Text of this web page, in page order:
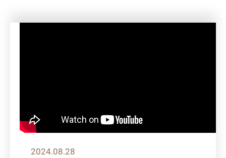
2024.08.28